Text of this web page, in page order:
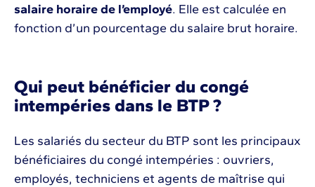
salaire horaire de l’employé. Elle est calculée en
fonction d’un pourcentage du salaire brut horaire.
Qui peut bénéficier du congé
intempéries dans le BTP ?
Les salariés du secteur du BTP sont les principaux
bénéficiaires du congé intempéries : ouvriers,
employés, techniciens et agents de maîtrise qui